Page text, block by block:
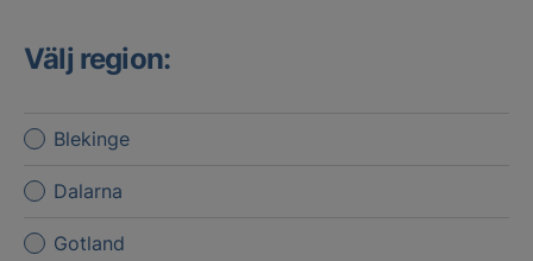
Välj region:
Blekinge
Dalarna
Gotland